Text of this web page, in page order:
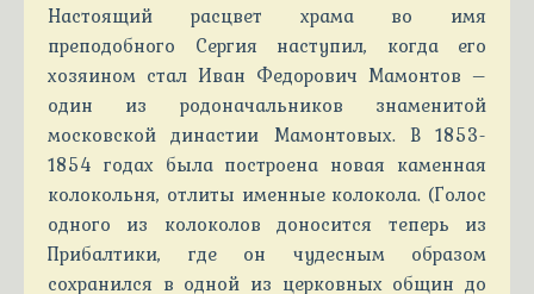
Настоящий расцвет храма во имя
преподобного Сергия наступил, когда его
хозяином стал Иван Федорович Мамонтов –
один из родоначальников знаменитой
московской династии Мамонтовых. В 1853-
1854 годах была построена новая каменная
колокольня, отлиты именные колокола. (Голос
одного из колоколов доносится теперь из
Прибалтики, где он чудесным образом
сохранился в одной из церковных общин до